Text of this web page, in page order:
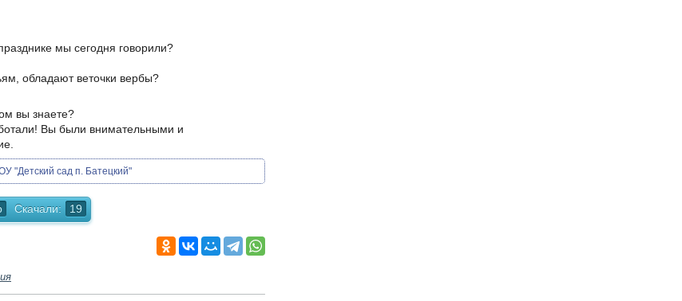
мы сегодня говорили?
обладают веточки вербы?
вы знаете?
Вы были внимательными и
"Детский сад п. Батецкий"
Скачали: 19